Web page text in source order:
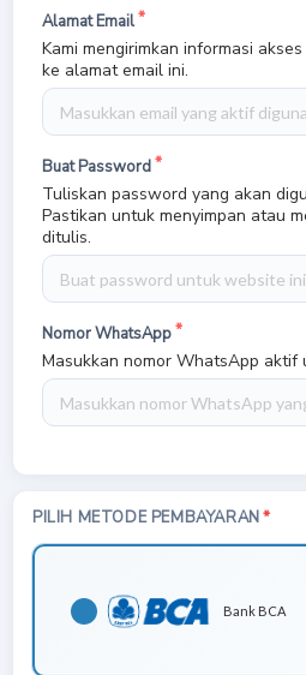
Alamat Email
Kami mengirimkan informasi
ke alamat email ini.
Buat Password
Tuliskan password yang akan
Pastikan untuk menyimpan atau
ditulis.
Nomor WhatsApp
Masukkan nomor WhatsApp aktif
PILIH METODE PEMBAYARAN
Bank BCA